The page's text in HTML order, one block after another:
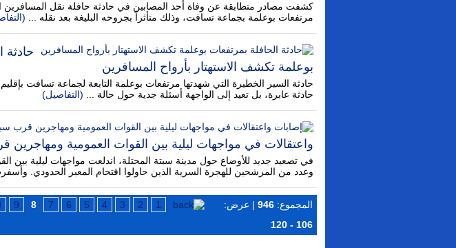
كشفت مصادر متطابقة عن وفاة أحد المصابين في حادثة حافلة نقل
مرتفعات بوعلمة بجماعة تسافت، وذلك متأثراً بجروحه البليغة بعد نقله ...
حادثة
بوعلمة تكشف الاستهتار بأرواح المسافرين
حادثة السير الخطيرة التي شهدتها مرتفعات بوعلمة التابعة لجماعة تسافت
حادثة عابرة، بل تعيد إلى الواجهة أسئلة جدية حول حالة ... (التفاصيل)
واعتقالات في مواجهات ليلية بين القوات العمومية ومهاجرين
في تصعيد جديد للأوضاع حول مدينة سبتة المحتلة، اندلعت مواجهات ليلية بين
وعدد من المرشحين للهجرة السرية الذين حاولوا اقتحام المعبر الحدودي.
1
2
3
4
5
6
7
8
9 المجموع: 946 | عرض:
106 - 120